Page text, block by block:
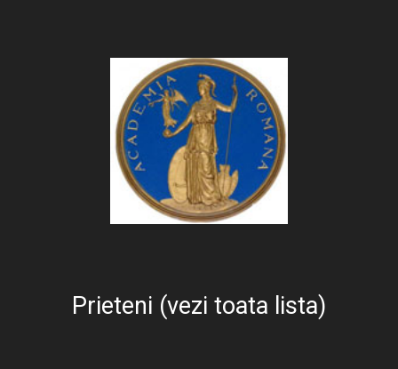
Prieteni (vezi toata lista)